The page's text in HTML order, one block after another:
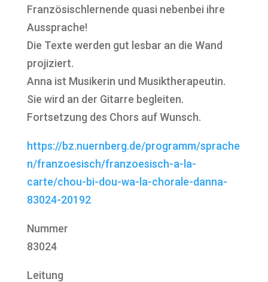
Französischlernende quasi nebenbei ihre
Aussprache!
Die Texte werden gut lesbar an die Wand
projiziert.
Anna ist Musikerin und Musiktherapeutin.
Sie wird an der Gitarre begleiten.
Fortsetzung des Chors auf Wunsch.
https://bz.nuernberg.de/programm/sprache
n/franzoesisch/franzoesisch-a-la-
carte/chou-bi-dou-wa-la-chorale-danna-
83024-20192
Nummer
83024
Leitung